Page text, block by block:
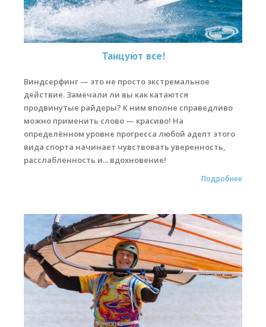
Танцуют все!
Виндсерфинг — это не просто экстремальное
действие. Замечали ли вы как катаются
продвинутые райдеры? К ним вполне справедливо
можно применить слово — красиво! На
определённом уровне прогресса любой адепт этого
вида спорта начинает чувствовать уверенность,
расслабленность и... вдохновение!
Подробнее